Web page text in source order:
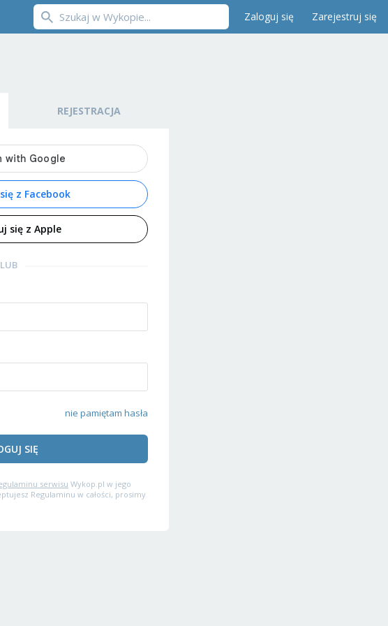
Zaloguj się Zarejestruj się
REJESTRACJA
z Facebook
się z Apple
LUB
nie pamiętam hasła
SIĘ
serwisu Wykop.pl w jego
Regulaminu w całości, prosimy